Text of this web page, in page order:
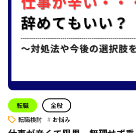
転職
全般
転職検討
お悩み